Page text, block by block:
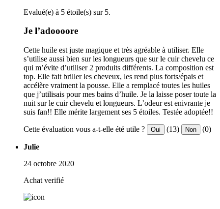
Evalué(e) à 5 étoile(s) sur 5.
Je l’adoooore
Cette huile est juste magique et très agréable à utiliser. Elle
s’utilise aussi bien sur les longueurs que sur le cuir chevelu ce
qui m’évite d’utiliser 2 produits différents. La composition est
top. Elle fait briller les cheveux, les rend plus forts/épais et
accélère vraiment la pousse. Elle a remplacé toutes les huiles
que j’utilisais pour mes bains d’huile. Je la laisse poser toute la
nuit sur le cuir chevelu et longueurs. L’odeur est enivrante je
suis fan!! Elle mérite largement ses 5 étoiles. Testée adoptée!!
Cette évaluation vous a-t-elle été utile ? Oui (13) Non (0)
Julie
24 octobre 2020
Achat verifié